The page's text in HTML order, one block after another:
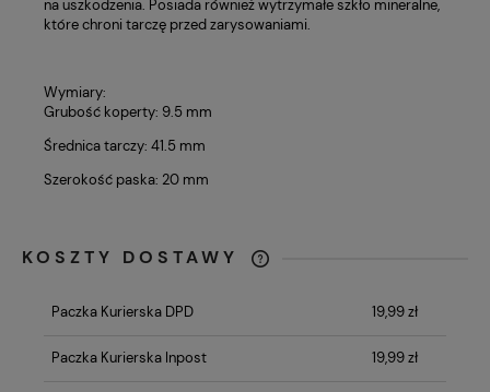
na uszkodzenia. Posiada również wytrzymałe szkło mineralne,
które chroni tarczę przed zarysowaniami.
Wymiary:
Grubość koperty: 9.5 mm
Średnica tarczy: 41.5 mm
Szerokość paska: 20 mm
KOSZTY DOSTAWY
KOSZTÓW PŁATNOŚCI
Paczka Kurierska DPD 19,99 zł
Paczka Kurierska Inpost 19,99 zł